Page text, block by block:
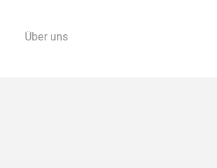
Über uns